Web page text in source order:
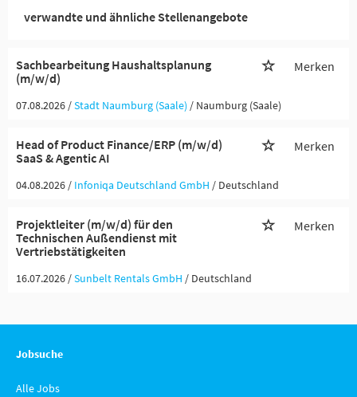
verwandte und ähnliche Stellenangebote
Sachbearbeitung Haushaltsplanung
(m/w/d)
Merken
07.08.2026 /Stadt Naumburg (Saale) / Naumburg (Saale)
Head of Product Finance/ERP (m/w/d)
SaaS & Agentic AI
Merken
04.08.2026 / Infoniqa Deutschland GmbH / Deutschland
Projektleiter (m/w/d) für den
Technischen Außendienst mit
Vertriebstätigkeiten
Merken
16.07.2026 /Sunbelt Rentals GmbH / Deutschland
Jobsuche
Alle Jobs